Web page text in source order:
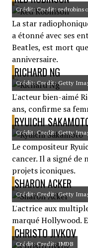
Crédit: Credit:
La star
a étonné avec ses
Beatles, est mort
anniversaire.
RICHARD NG
Crédit: Credit: Getty
L'acteur bien-aimé
ans, confirme sa
RYUICHI
Crédit: Credit: Getty
Le compositeur
cancer. Il a signé de
projets iconiques.
SHARON ACKER
Crédit: Credit: Getty
L'actrice aux
marqué Hollywood.
CHRISTO JIVKOV
Crédit: Credit: IMDB